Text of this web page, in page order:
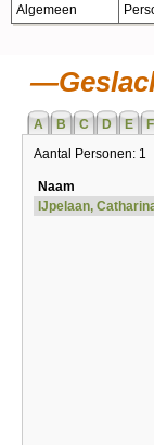
Algemeen
A B C D E F
Aantal Personen: 1
Naam
IJpelaan,